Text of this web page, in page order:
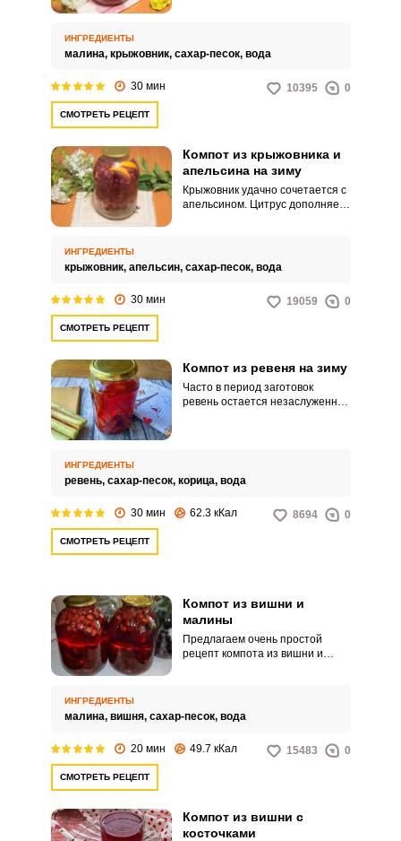
ИНГРЕДИЕНТЫ
малина, крыжовник, сахар-песок, вода
30 мин 10395 0
СМОТРЕТЬ РЕЦЕПТ
Компот из крыжовника и
апельсина на зиму
Крыжовник удачно сочетается с
апельсином. Цитрус дополняет
ИНГРЕДИЕНТЫ
крыжовник, апельсин, сахар-песок, вода
30 мин 19059 0
СМОТРЕТЬ РЕЦЕПТ
Компот из ревеня на зиму
Часто в период заготовок
ревень остается незаслуженно
ИНГРЕДИЕНТЫ
ревень, сахар-песок, корица, вода
30 мин 62.3 кКал 8694 0
СМОТРЕТЬ РЕЦЕПТ
Компот из вишни и
малины
Предлагаем очень простой
рецепт компота из вишни и
ИНГРЕДИЕНТЫ
малина, вишня, сахар-песок, вода
20 мин 49.7 кКал 15483 0
СМОТРЕТЬ РЕЦЕПТ
Компот из вишни с
косточками
Запомнить меня
ЕЩЕ НЕ ЗАРЕГИСТРИРОВАННЫ?
Забыли пароль?